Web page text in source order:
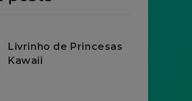
Livrinho de Princesas
Kawaii